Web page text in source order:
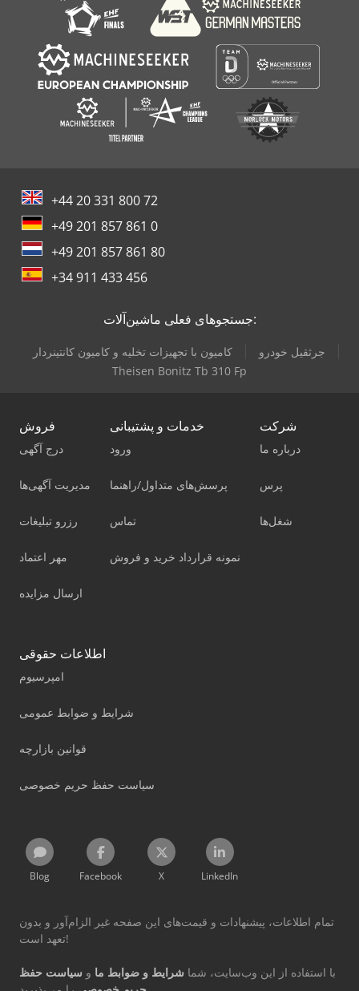
دستگاه فرز Hsc
+44 20 331 800 72
+49 201 857 861 0
+49 201 857 861 80
+34 911 433 456
جستجوهای فعلی ماشین‌آلات:
کامیون با تجهیزات تخلیه و کامیون کانتینردار
جرثقيل خودرو
Theisen Bonitz Tb 310 Fp
فروش
درج آگهی
مدیریت آگهی‌ها
رزرو تبلیغات
مهر اعتماد
ارسال مزایده
خدمات و پشتیبانی
ورود
پرسش‌های متداول/راهنما
تماس
نمونه قرارداد خرید و فروش
شرکت
درباره ما
پرس
شغل‌ها
اطلاعات حقوقی
امپرسیوم
شرایط و ضوابط عمومی
قوانین بازارچه
سیاست حفظ حریم خصوصی
Blog Facebook X LinkedIn
تمام اطلاعات، پیشنهادات و قیمت‌های این صفحه غیر الزام‌آور و بدون
تعهد است!
با استفاده از این وب‌سایت، شما شرایط و ضوابط ما و سیاست حفظ